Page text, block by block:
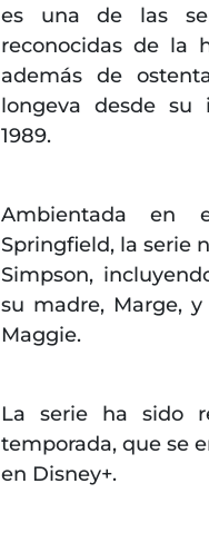
es una de las
reconocidas de la
además de
longeva desde su
1989.
Ambientada en
Springfield, la serie
Simpson,
su madre, Marge,
Maggie.
La serie ha sido
temporada, que se
en Disney+.